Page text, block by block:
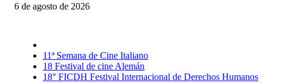
6 de agosto de 2026
11ª Semana de Cine Italiano
18 Festival de cine Alemán
18° FICDH Festival Internacional de Derechos Humanos